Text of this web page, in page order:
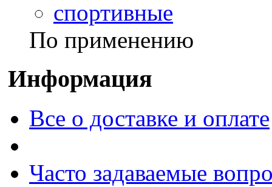
спортивные
По применению
Информация
Все о доставке и оплате
Часто задаваемые